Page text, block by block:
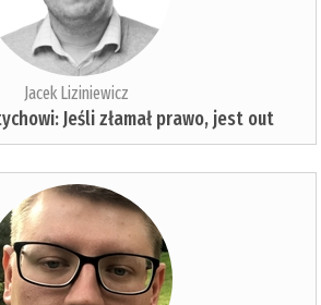
Jacek Liziniewicz
Jeśli złamał prawo, jest out